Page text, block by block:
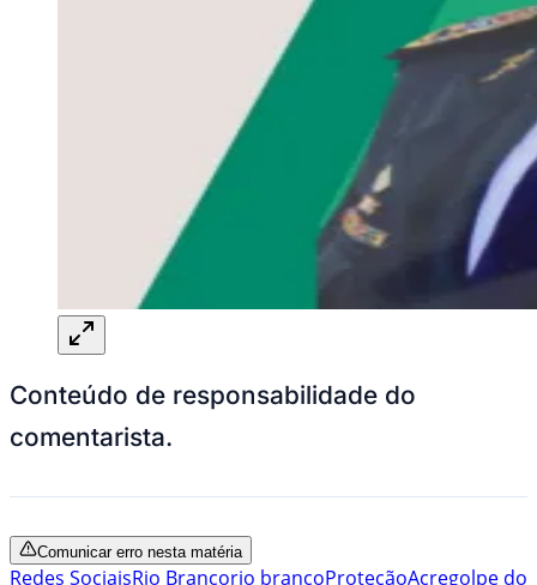
Conteúdo de responsabilidade do
comentarista.
Comunicar erro nesta matéria
Redes SociaisRio Brancorio brancoProteçãoAcregolpe do